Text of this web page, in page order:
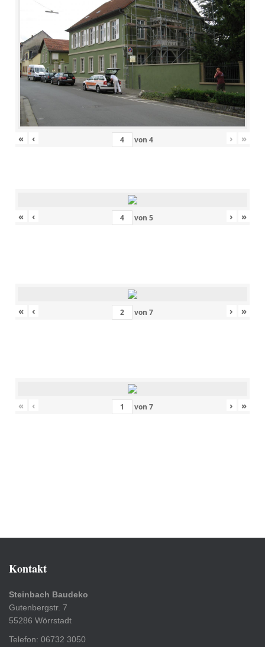
« ‹ von 4 › »
« ‹ von 5 › »
« ‹ von 7 › »
« ‹ von 7 › »
Kontakt
Steinbach Baudeko
Gutenbergstr. 7
55286 Wörrstadt
Telefon: 06732 3050